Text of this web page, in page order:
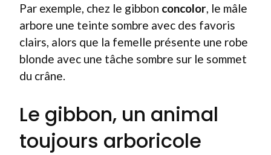
Par exemple, chez le gibbon concolor , le mâle
arbore une teinte sombre avec des favoris
clairs, alors que la femelle présente une robe
blonde avec une tâche sombre sur le sommet
du crâne.
Le gibbon, un animal
toujours arboricole